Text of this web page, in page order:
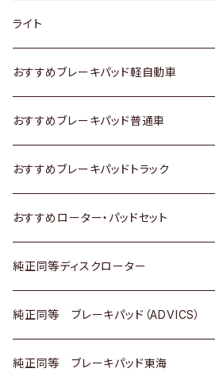
ホンダ
スズキ
日産
いすゞ
ダイハツ
マツダ
三菱
スバル
トヨタ
ホンダ
スズキ
日産
いすゞ
ダイハツ
マツダ
三菱
ライト
トヨタ
スズキ
日産
いすゞ
ダイハツ
三菱
日野
おすすめブレーキパッド軽自動車
トヨタ
ホンダ
スズキ
日産
ダイハツ
マツダ
おすすめブレーキパッド普通車
トヨタ
ホンダ
スズキ
日産
いすゞ
おすすめブレーキパッドトラック
トヨタ
日産
いすゞ
ダイハツ
おすすめローター・パッドセット
トヨタ
ホンダ
スズキ
純正同等ディスクローター
トヨタ
ホンダ
純正同等 ブレーキパッド（ADVICS）
トヨタ
純正同等 ブレーキパッド東海